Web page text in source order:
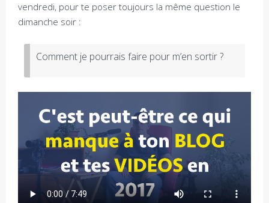
vendredi, pour te poser toujours la même question le
dimanche soir :
Comment je pourrais faire pour m’en sortir ?